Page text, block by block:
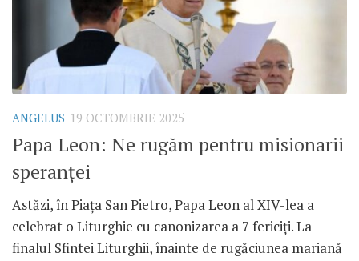
ANGELUS 19 OCTOMBRIE 2025
Papa Leon: Ne rugăm pentru misionarii
speranței
Astăzi, în Piața San Pietro, Papa Leon al XIV-lea a
celebrat o Liturghie cu canonizarea a 7 fericiți. La
finalul Sfintei Liturghii, înainte de rugăciunea mariană